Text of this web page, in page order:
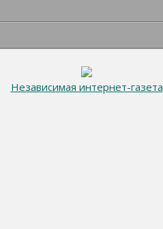
Независимая интернет-газета